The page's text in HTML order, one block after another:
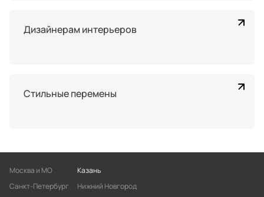
Дизайнерам интерьеров
Стильные перемены
Москва и МО
Санкт-Петербург
Казань
Нижний Новгород